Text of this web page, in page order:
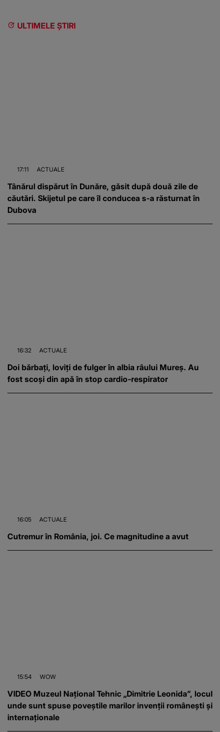
ULTIMELE ȘTIRI
17:11 ACTUALE
Tânărul dispărut în Dunăre, găsit după două zile de
căutări. Skijetul pe care îl conducea s-a răsturnat în
Dubova
16:32 ACTUALE
Doi bărbați, loviți de fulger în albia râului Mureș. Au
fost scoși din apă în stop cardio-respirator
16:05 ACTUALE
Cutremur în România, joi. Ce magnitudine a avut
15:54 WOW
VIDEO Muzeul Național Tehnic „Dimitrie Leonida”, locul
unde sunt spuse poveștile marilor invenții românești și
internaționale